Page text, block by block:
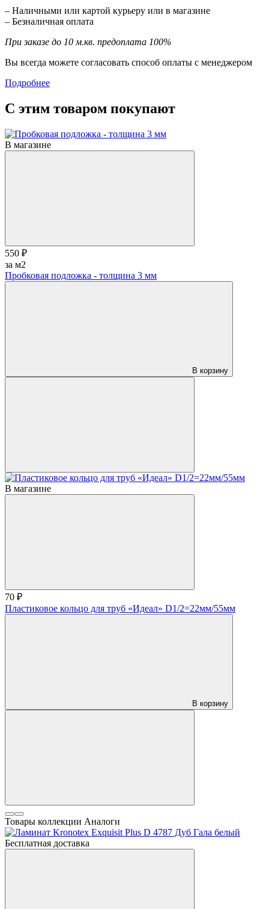
– Наличными или картой курьеру или в магазине
– Безналичная оплата
При заказе до 10 м.кв. предоплата 100%
Вы всегда можете согласовать способ оплаты с менеджером
Подробнее
С этим товаром покупают
В магазине
550 ₽
за м2
Пробковая подложка - толщина 3 мм
В корзину
В магазине
70 ₽
Пластиковое кольцо для труб «Идеал» D1/2=22мм/55мм
В корзину
Товары коллекции Аналоги
Бесплатная доставка